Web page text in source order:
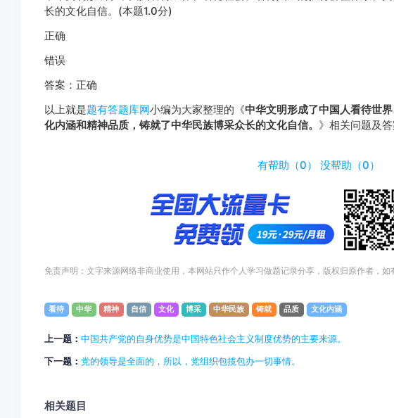
长的文化自信。(本题1.0分)
正确
错误
答案：正确
以上就是题有答题库网小编为大家整理的《中华文明形成了中国人看待世
化内涵和精神品质，铸就了中华民族博采众长的文化自信。 》相关问题及
有帮助（0） 没帮助（0）
免责声明：文字来源网络非商业使用，本网站只作个人学习做题记录分享，版权归原作者，如
看待 中华 精神 自信 文化 博采 中华民族 铸就 品质 文化内涵
上一题： 中国共产党的自身优势是中国特色社会主义制度优势的主要来源。
下一题： 党的领导是全面的，所以，党组织包揽包办一切事情。
相关题目